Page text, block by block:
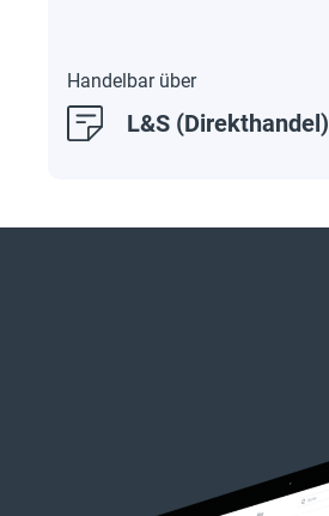
Handelbar über
L&S (Direkthandel)